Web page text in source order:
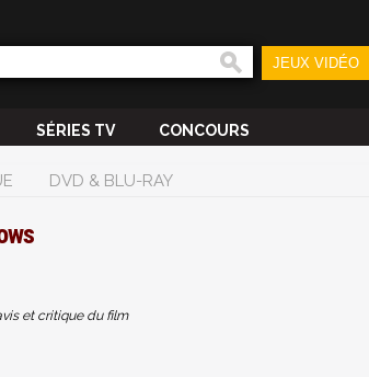
JEUX VIDÉO
SÉRIES TV CONCOURS
DVD & BLU-RAY
et critique du film